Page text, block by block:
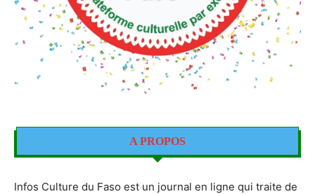
A PROPOS
Infos Culture du Faso est un journal en ligne qui traite de